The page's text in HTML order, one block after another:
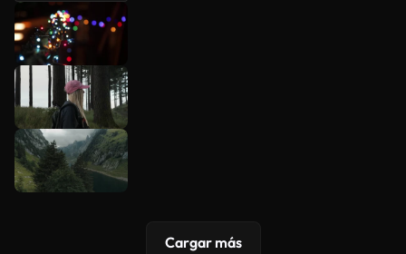
Cargar más